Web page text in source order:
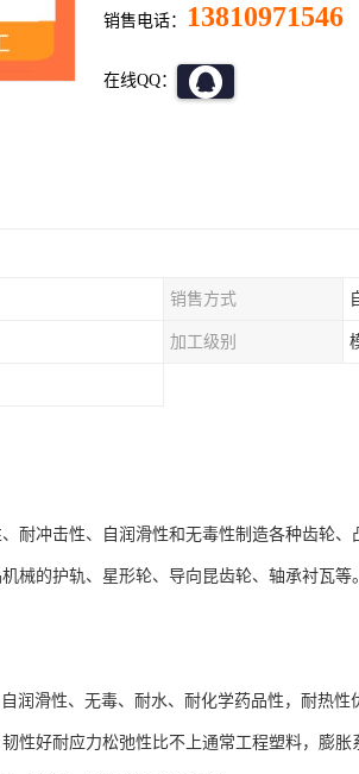
销售电话： 13810971546
在线QQ：
销售方式
加工级别
耐冲击性、自润滑性和无毒性制造各种齿轮
械的护轨、星形轮、导向昆齿轮、轴承衬瓦等。
润滑性、无毒、耐水、耐化学药品性，耐热性
性好耐应力松弛性比不上通常工程塑料，膨胀